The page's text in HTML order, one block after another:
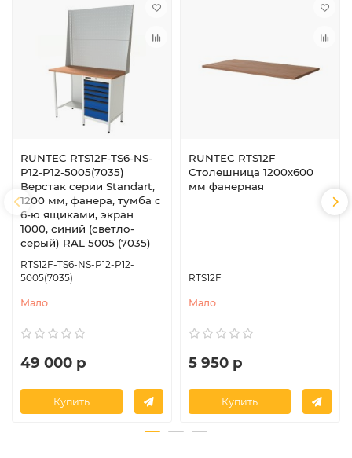
RUNTEC RTS12F-TS6-NS-
P12-P12-5005(7035)
Верстак серии Standart,
1200 мм, фанера, тумба с
6-ю ящиками, экран
1000, синий (светло-
серый) RAL 5005 (7035)
RTS12F-TS6-NS-P12-P12-
5005(7035)
Мало
49 000 р
Купить
RUNTEC RTS12F
Столешница 1200х600
мм фанерная
RTS12F
Мало
5 950 р
Купить